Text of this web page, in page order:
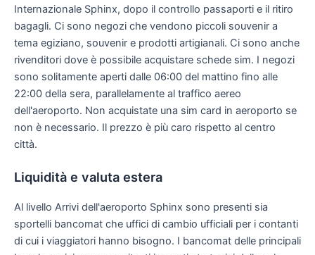
Internazionale Sphinx, dopo il controllo passaporti e il ritiro
bagagli. Ci sono negozi che vendono piccoli souvenir a
tema egiziano, souvenir e prodotti artigianali. Ci sono anche
rivenditori dove è possibile acquistare schede sim. I negozi
sono solitamente aperti dalle 06:00 del mattino fino alle
22:00 della sera, parallelamente al traffico aereo
dell'aeroporto. Non acquistate una sim card in aeroporto se
non è necessario. Il prezzo è più caro rispetto al centro
città.
Liquidità e valuta estera
Al livello Arrivi dell'aeroporto Sphinx sono presenti sia
sportelli bancomat che uffici di cambio ufficiali per i contanti
di cui i viaggiatori hanno bisogno. I bancomat delle principali